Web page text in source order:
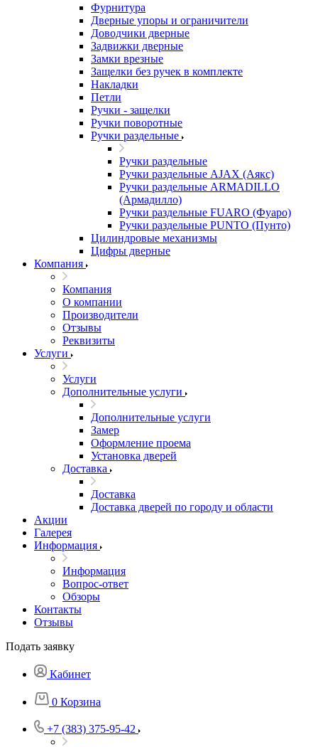
Фурнитура
Дверные упоры и ограничители
Доводчики дверные
Задвижки дверные
Замки врезные
Защелки без ручек в комплекте
Накладки
Петли
Ручки - защелки
Ручки поворотные
Ручки раздельные
Ручки раздельные
Ручки раздельные AJAX (Аякс)
Ручки раздельные ARMADILLO
(Армадилло)
Ручки раздельные FUARO (Фуаро)
Ручки раздельные PUNTO (Пунто)
Цилиндровые механизмы
Цифры дверные
Компания
Компания
О компании
Производители
Отзывы
Реквизиты
Услуги
Услуги
Дополнительные услуги
Дополнительные услуги
Замер
Оформление проема
Установка дверей
Доставка
Доставка
Доставка дверей по городу и области
Акции
Галерея
Информация
Информация
Вопрос-ответ
Обзоры
Контакты
Отзывы
Подать заявку
Кабинет
0 Корзина
+7 (383) 375-95-42